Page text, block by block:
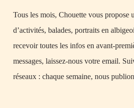
Tous les mois, Chouette vous propose
d’activités, balades, portraits en
recevoir toutes les infos en avant-
messages, laissez-nous votre email.
réseaux : chaque semaine, nous